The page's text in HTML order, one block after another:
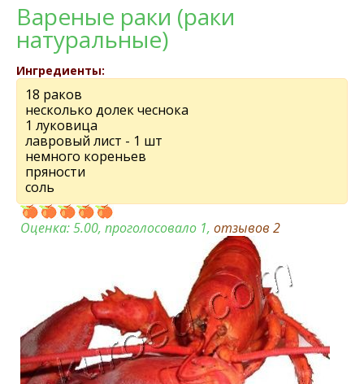
Вареные раки (раки
натуральные)
Ингредиенты:
18 раков
несколько долек чеснока
1 луковица
лавровый лист - 1 шт
немного кореньев
пряности
соль
Оценка:5.00, проголосовало 1, отзывов 2